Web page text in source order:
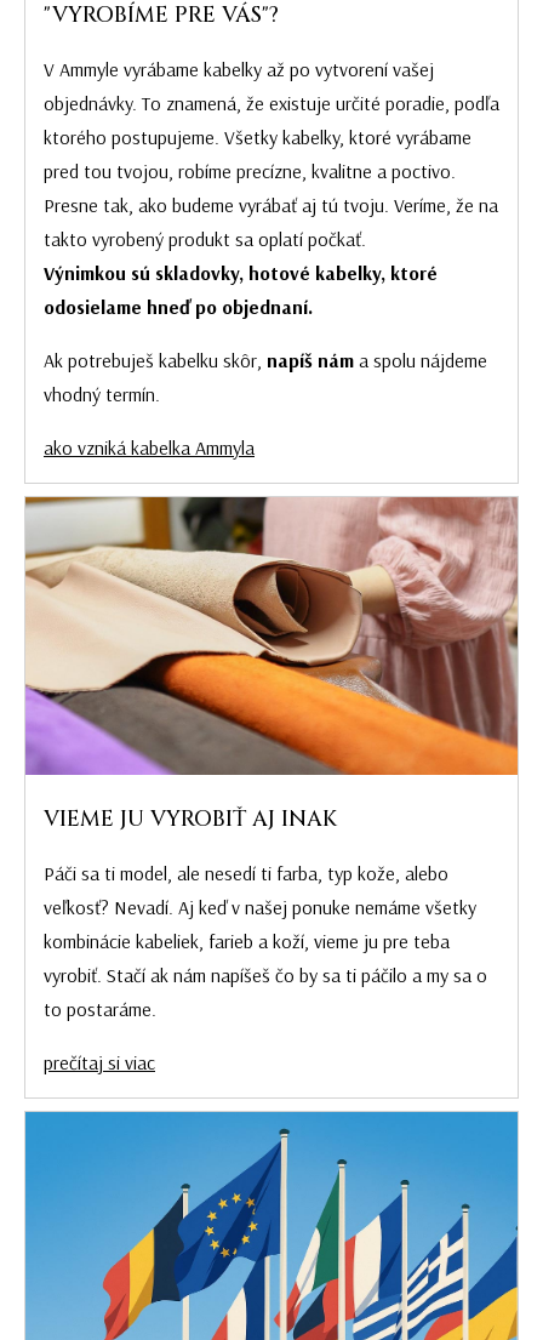
"VYROBÍME PRE VÁS"?
V Ammyle vyrábame kabelky až po vytvorení vašej
objednávky. To znamená, že existuje určité poradie, podľa
ktorého postupujeme. Všetky kabelky, ktoré vyrábame
pred tou tvojou, robíme precízne, kvalitne a poctivo.
Presne tak, ako budeme vyrábať aj tú tvoju. Veríme, že na
takto vyrobený produkt sa oplatí počkať.
Výnimkou sú skladovky, hotové kabelky, ktoré
odosielame hneď po objednaní.
Ak potrebuješ kabelku skôr, napíš nám a spolu nájdeme
vhodný termín.
ako vzniká kabelka Ammyla
VIEME JU VYROBIŤ AJ INAK
Páči sa ti model, ale nesedí ti farba, typ kože, alebo
veľkosť? Nevadí. Aj keď v našej ponuke nemáme všetky
kombinácie kabeliek, farieb a koží, vieme ju pre teba
vyrobiť. Stačí ak nám napíšeš čo by sa ti páčilo a my sa o
to postaráme.
prečítaj si viac